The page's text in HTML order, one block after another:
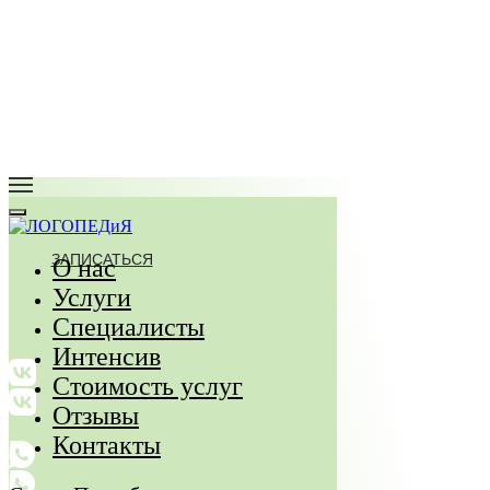
ЗАПИСАТЬСЯ
О нас
Услуги
Специалисты
Интенсив
Стоимость услуг
Отзывы
Контакты